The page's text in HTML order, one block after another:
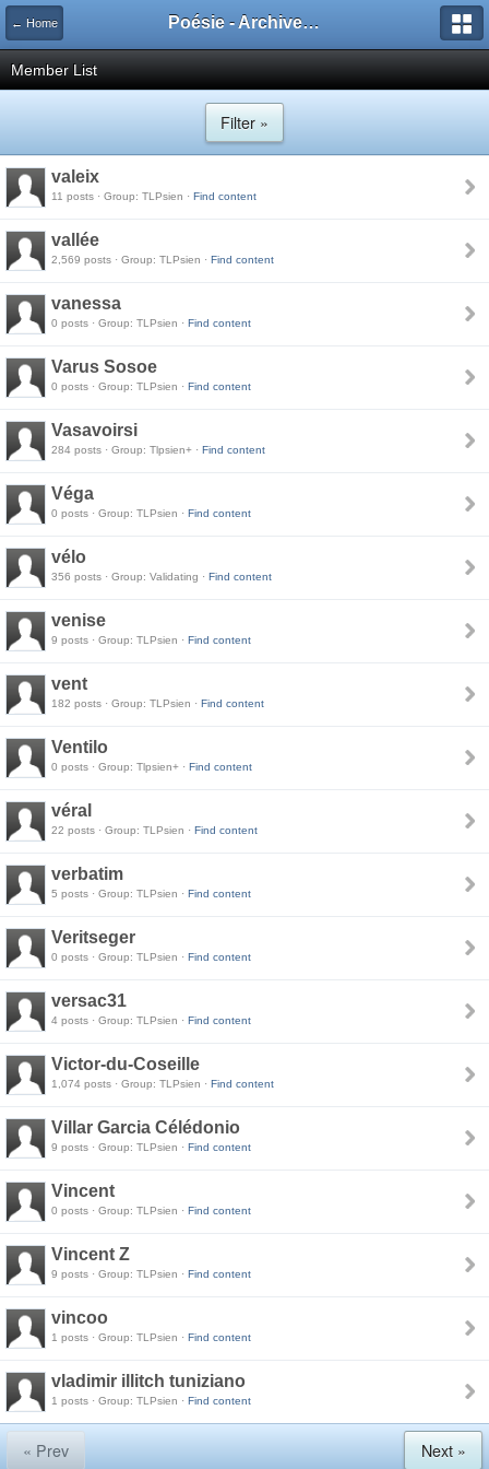
← Home Poésie - Archives de Toute La Poésie - 2005 - 2006
Member List
Filter »
valeix
11 posts · Group: TLPsien · Find content
vallée
2,569 posts · Group: TLPsien · Find content
vanessa
0 posts · Group: TLPsien · Find content
Varus Sosoe
0 posts · Group: TLPsien · Find content
Vasavoirsi
284 posts · Group: Tlpsien+ · Find content
Véga
0 posts · Group: TLPsien · Find content
vélo
356 posts · Group: Validating · Find content
venise
9 posts · Group: TLPsien · Find content
vent
182 posts · Group: TLPsien · Find content
Ventilo
0 posts · Group: Tlpsien+ · Find content
véral
22 posts · Group: TLPsien · Find content
verbatim
5 posts · Group: TLPsien · Find content
Veritseger
0 posts · Group: TLPsien · Find content
versac31
4 posts · Group: TLPsien · Find content
Victor-du-Coseille
1,074 posts · Group: TLPsien · Find content
Villar Garcia Célédonio
9 posts · Group: TLPsien · Find content
Vincent
0 posts · Group: TLPsien · Find content
Vincent Z
9 posts · Group: TLPsien · Find content
vincoo
1 posts · Group: TLPsien · Find content
vladimir illitch tuniziano
1 posts · Group: TLPsien · Find content
« Prev Next »